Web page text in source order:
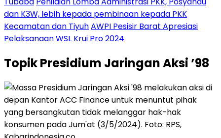
dan K3W, lebih kepada pembinaan kepada PKK
Kecamatan dan TiyuhAWPI Pesisir Barat Apresiasi
Pelaksanaan WSL Krui Pro 2024
TopikPresidium Jaringan Aksi ’98